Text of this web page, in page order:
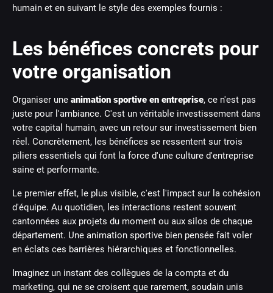
humain et en suivant le style des exemples fournis :
Les bénéfices concrets pour
votre organisation
Organiser une animation sportive en entreprise, ce n'est pas
juste pour l'ambiance. C'est un véritable investissement dans
votre capital humain, avec un retour sur investissement bien
réel. Concrètement, les bénéfices se ressentent sur trois
piliers essentiels qui font la force d'une culture d'entreprise
saine et performante.
Le premier effet, le plus visible, c'est l'impact sur la cohésion
d'équipe. Au quotidien, les interactions restent souvent
cantonnées aux projets du moment ou aux silos de chaque
département. Une animation sportive bien pensée fait voler
en éclats ces barrières hiérarchiques et fonctionnelles.
Imaginez un instant des collègues de la compta et du
marketing, qui ne se croisent que rarement, soudain unis